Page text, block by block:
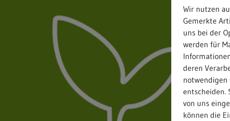
Wir nutzen
Gemerkte
uns bei der
werden für
deren
notwendigen
entscheiden.
von uns
können die